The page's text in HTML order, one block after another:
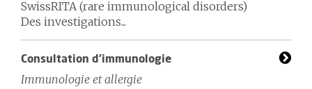
SwissRITA (rare immunological disorders)
Des investigations...
Consultation d'immunologie
Immunologie et allergie